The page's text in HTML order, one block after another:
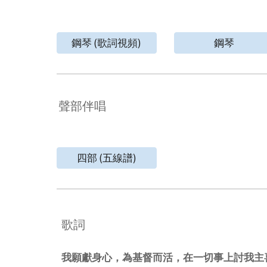
鋼琴 (歌詞視頻) 鋼琴
聲部伴唱
四部 (五線譜)
歌詞
我願獻身心，為基督而活，在一切事上討我主